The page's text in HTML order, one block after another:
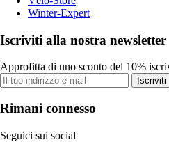
Winter-Expert
Iscriviti alla nostra newsletter
Approfitta di uno sconto del 10%
Iscriviti
Rimani connesso
Seguici sui social